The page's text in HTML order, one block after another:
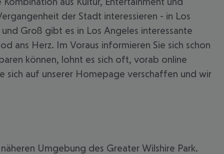
der Stadt interessieren - in Los
Groß gibt es in Los Angeles interessante
ans Herz. Im Voraus informieren Sie sich schon
können, lohnt es sich oft, vorab online
sich auf unserer Homepage verschaffen und wir
Umgebung des Greater Wilshire Park.